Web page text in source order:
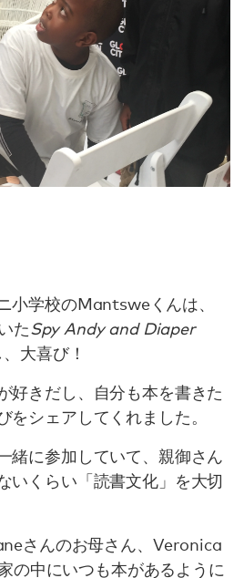
小学校のMantsweくんは、
たSpy Andy and Diaper
大喜び！
好きだし、自分も本を書きた
をシェアしてくれました。
緒に参加していて、親御さん
いくらい「読書文化」を大切
さんのお母さん、Veronica
の中にいつも本があるように